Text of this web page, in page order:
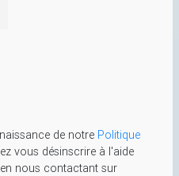
de notre Politique
vous désinscrire à l'aide
nous contactant sur